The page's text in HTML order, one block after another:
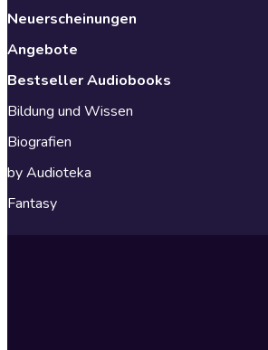
Neuerscheinungen
Angebote
Bestseller Audiobooks
Bildung und Wissen
Biografien
by Audioteka
Fantasy